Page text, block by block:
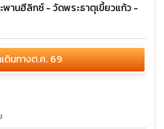
พานฮีลิกซ์ - วัดพระธาตุเขี้ยวแก้ว -
ดินทางต.ค. 69